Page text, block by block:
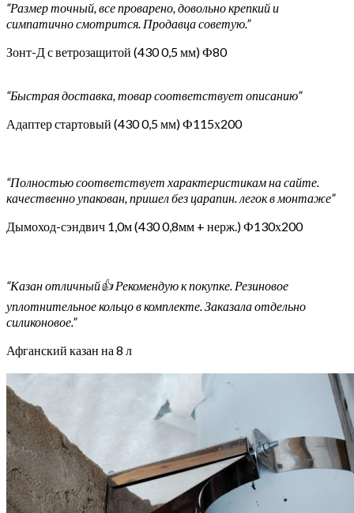
“Размер точный, все проварено, довольно крепкий и
симпатично смотрится. Продавца советую.”
Зонт-Д с ветрозащитой (430 0,5 мм) Ф80
“Быстрая доставка, товар соответствует описанию”
Адаптер стартовый (430 0,5 мм) Ф115х200
“Полностью соответствует характеристикам на сайте.
качественно упакован, пришел без царапин. легок в монтаже”
Дымоход-сэндвич 1,0м (430 0,8мм + нерж.) Ф130х200
“Казан отличный👍 Рекомендую к покупке. Резиновое
уплотнительное кольцо в комплекте. Заказала отдельно
силиконовое.”
Афганский казан на 8 л